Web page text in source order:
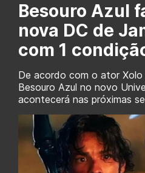
Besouro Azul
nova DC de
com 1
De acordo com o ator
Besouro Azul no novo
acontecerá nas próximas